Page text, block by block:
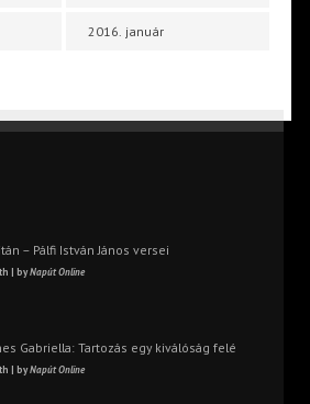
2016. január
– Pálfi István János versei
| byNapút Online
Gabriella: Tartozás egy kiválóság felé
| byNapút Online